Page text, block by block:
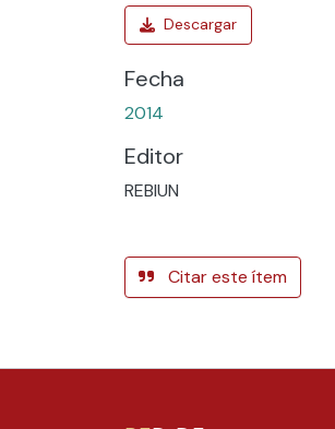
Fecha
2014
Editor
REBIUN
Citar este ítem